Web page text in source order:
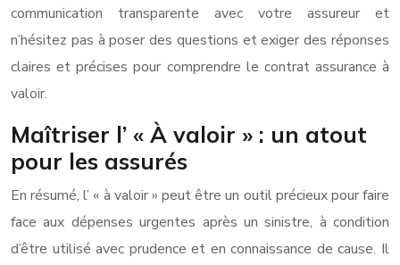
communication transparente avec votre assureur et
n’hésitez pas à poser des questions et exiger des réponses
claires et précises pour comprendre le contrat assurance à
valoir.
Maîtriser l’ « À valoir » : un atout
pour les assurés
En résumé, l’ « à valoir » peut être un outil précieux pour faire
face aux dépenses urgentes après un sinistre, à condition
d’être utilisé avec prudence et en connaissance de cause. Il